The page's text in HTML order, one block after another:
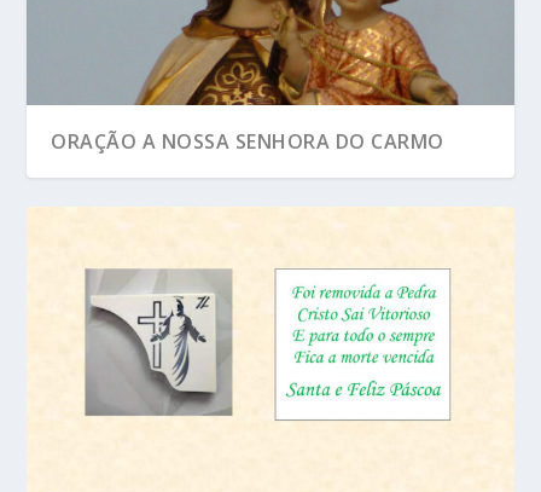
ORAÇÃO A NOSSA SENHORA DO CARMO